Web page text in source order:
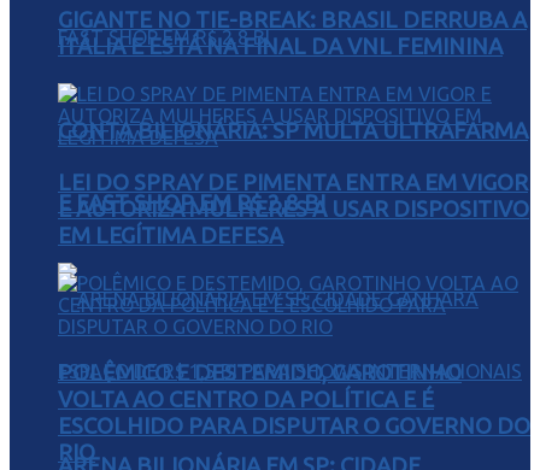
CONTA BILIONÁRIA: SP MULTA ULTRAFARMA
E FAST SHOP EM R$ 2,8 BI
GIGANTE NO TIE-BREAK: BRASIL DERRUBA A
ITÁLIA E ESTÁ NA FINAL DA VNL FEMININA
LEI DO SPRAY DE PIMENTA ENTRA EM VIGOR
E AUTORIZA MULHERES A USAR DISPOSITIVO
EM LEGÍTIMA DEFESA
POLÊMICO E DESTEMIDO, GAROTINHO
VOLTA AO CENTRO DA POLÍTICA E É
ESCOLHIDO PARA DISPUTAR O GOVERNO DO
RIO